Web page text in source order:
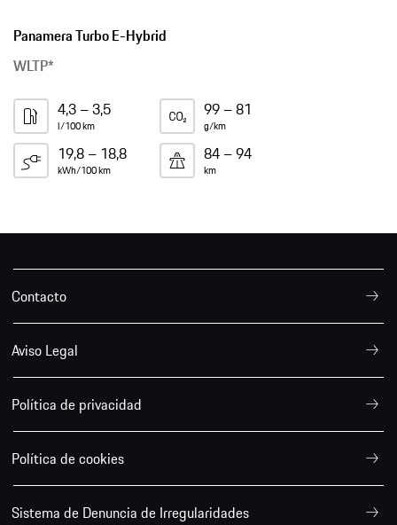
Panamera Turbo E-Hybrid
WLTP*
4,3 – 3,5
l/100 km
99 – 81
g/km
19,8 – 18,8
kWh/100 km
84 – 94
km
Contacto
Aviso Legal
Política de privacidad
Política de cookies
Sistema de Denuncia de Irregularidades